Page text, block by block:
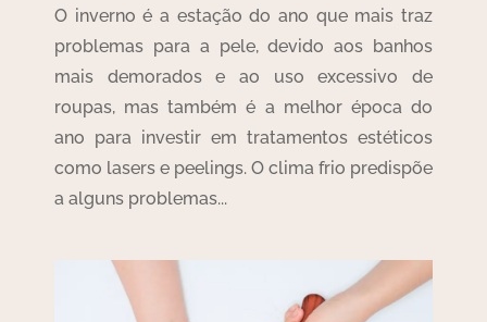
O inverno é a estação do ano que mais traz
problemas para a pele, devido aos banhos
mais demorados e ao uso excessivo de
roupas, mas também é a melhor época do
ano para investir em tratamentos estéticos
como lasers e peelings. O clima frio predispõe
a alguns problemas...